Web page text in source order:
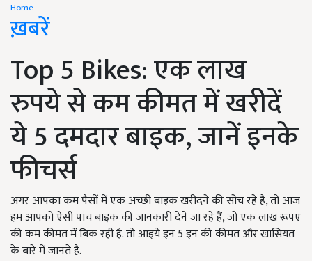
Home
ख़बरें
Top 5 Bikes: एक लाख
रुपये से कम कीमत में खरीदें
ये 5 दमदार बाइक, जानें इनके
फीचर्स
अगर आपका कम पैसों में एक अच्छी बाइक खरीदने की सोच रहे हैं, तो आज
हम आपको ऐसी पांच बाइक की जानकारी देने जा रहे हैं, जो एक लाख रूपए
की कम कीमत में बिक रही है. तो आइये इन 5 इन की कीमत और खासियत
के बारे में जानते हैं.